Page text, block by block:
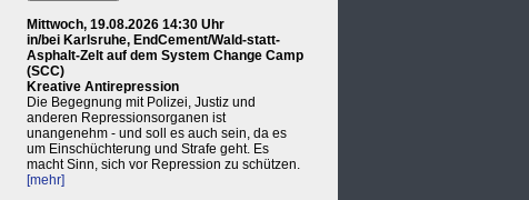
Mittwoch, 19.08.2026 14:30 Uhr
in/bei Karlsruhe, EndCement/Wald-statt-
Asphalt-Zelt auf dem System Change Camp
(SCC)
Kreative Antirepression
Die Begegnung mit Polizei, Justiz und
anderen Repressionsorganen ist
unangenehm - und soll es auch sein, da es
um Einschüchterung und Strafe geht. Es
macht Sinn, sich vor Repression zu schützen.
[mehr]